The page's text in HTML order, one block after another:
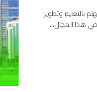
بالتعليم وتطوير
في هذا المجال،...